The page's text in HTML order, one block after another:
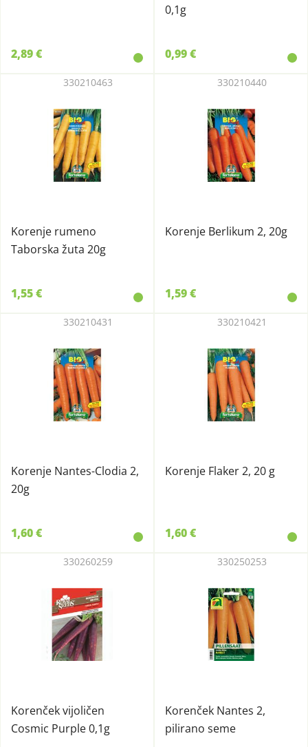
2,89 €
0,1g
0,99 €
Korenje rumeno
Taborska žuta 20g
330210463
1,55 €
Korenje Berlikum 2, 20g
330210440
1,59 €
Korenje Nantes-Clodia 2,
20g
330210431
1,60 €
Korenje Flaker 2, 20 g
330210421
1,60 €
Korenček vijoličen
Cosmic Purple 0,1g
330260259
Korenček Nantes 2,
pilirano seme
330250253